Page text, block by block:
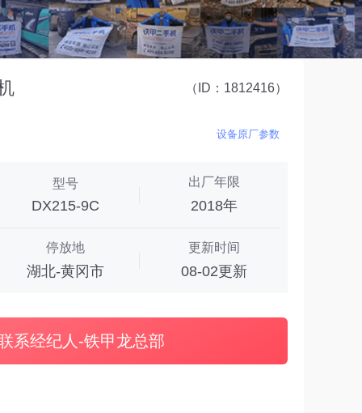
（ID：1812416）
设备原厂参数
型号
DX215-9C
出厂年限
2018年
停放地
湖北-黄冈市
更新时间
08-02更新
系经纪人-铁甲龙总部